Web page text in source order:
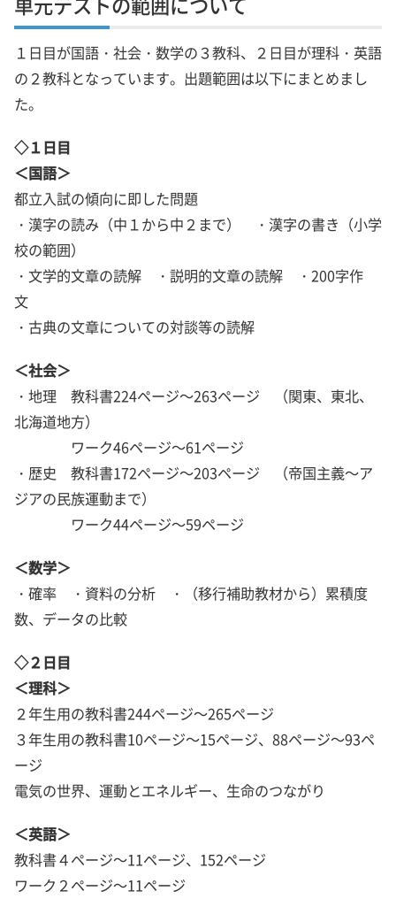
１日目が国語・社会・数学の３教科、２日目が理科・英語
の２教科となっています。出題範囲は以下にまとめまし
た。
◇１日目
＜国語＞
都立入試の傾向に即した問題
・漢字の読み（中１から中２まで） ・漢字の書き（小学
校の範囲）
・文学的文章の読解 ・説明的文章の読解 ・200字作
文
・古典の文章についての対談等の読解
＜社会＞
・地理 教科書224ページ～263ページ （関東、東北、
北海道地方）
ワーク46ページ～61ページ
・歴史 教科書172ページ～203ページ （帝国主義～ア
ジアの民族運動まで）
ワーク44ページ～59ページ
＜数学＞
・確率 ・資料の分析 ・（移行補助教材から）累積度
数、データの比較
◇２日目
＜理科＞
２年生用の教科書244ページ～265ページ
３年生用の教科書10ページ～15ページ、88ページ～93ペ
ージ
電気の世界、運動とエネルギー、生命のつながり
＜英語＞
教科書４ページ～11ページ、152ページ
ワーク２ページ～11ページ